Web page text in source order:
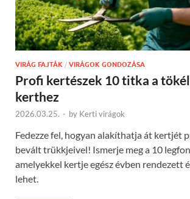
VIRÁG FAJTÁK / VIRÁGOK GONDOZÁSA
Profi kertészek 10 titka a
kerthez
2026.03.25. - by Kerti virágok
Fedezze fel, hogyan alakíthatja át kertjét
bevált trükkjeivel! Ismerje meg a 10
amelyekkel kertje egész évben rendezett
lehet.